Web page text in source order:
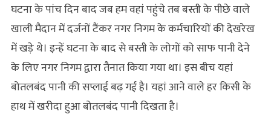
घटना के पांच दिन बाद जब हम वहां पहुंचे तब बस्ती के पीछे वाले
खाली मैदान में दर्जनों टैंकर नगर निगम के कर्मचारियों की देखरेख
में खड़े थे। इन्हें घटना के बाद से बस्ती के लोगों को साफ पानी देने
के लिए नगर निगम द्वारा तैनात किया गया था। इस बीच यहां
बोतलबंद पानी की सप्लाई बढ़ गई है। यहां आने वाले हर किसी के
हाथ में खरीदा हुआ बोतलबंद पानी दिखता है।